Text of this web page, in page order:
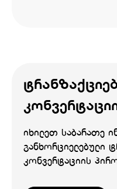
იხილეთ საბარათე
განხორციელებული
კონვერტაციის